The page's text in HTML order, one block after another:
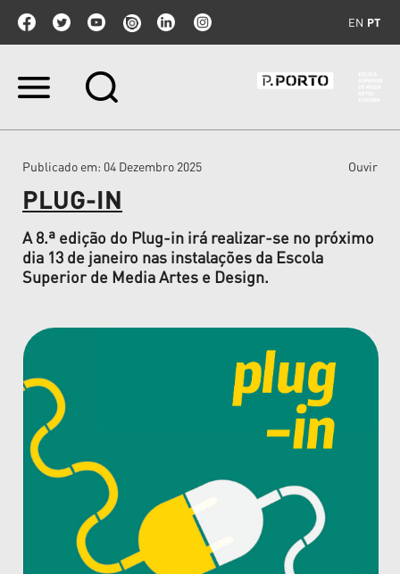
EN PT
Ir
Ir
navegação
Publicado em: 04 Dezembro 2025 Ouvir
PLUG-IN
A 8.ª edição do Plug-in irá realizar-se no próximo
dia 13 de janeiro nas instalações da Escola
Superior de Media Artes e Design.